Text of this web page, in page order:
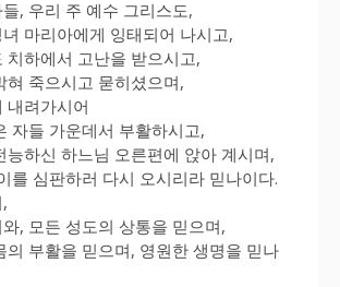
, 우리 주 예수 그리스도,
마리아에게 잉태되어 나시고,
치하에서 고난을 받으시고,
혀 죽으시고 묻히셨으며,
내려가시어
자들 가운데서 부활하시고,
능하신 하느님 오른편에 앉아 계시며,
를 심판하러 다시 오시리라 믿나이다.
, 모든 성도의 상통을 믿으며,
의 부활을 믿으며, 영원한 생명을 믿나